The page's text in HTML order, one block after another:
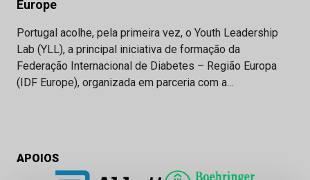
Europe
Portugal acolhe, pela primeira vez, o Youth Leadership
Lab (YLL), a principal iniciativa de formação da
Federação Internacional de Diabetes – Região Europa
(IDF Europe), organizada em parceria com a…
APOIOS